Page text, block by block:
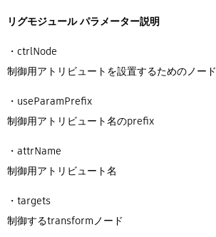
リグモジュール パラメーター説明
・ctrlNode
制御用アトリビュートを設置するためのノード
・useParamPrefix
制御用アトリビュート名のprefix
・attrName
制御用アトリビュート名
・targets
制御するtransformノード